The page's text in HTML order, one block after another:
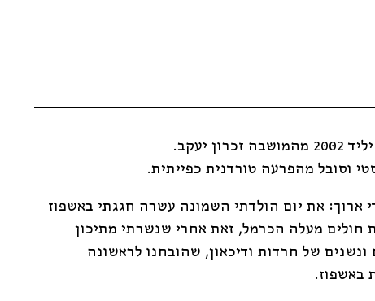
יעקב.
וסובל מהפרעה טורדנית כפייתית.
ארוך: את יום הולדתי השמונה עשרה חגגתי באשפוז
חולים מעלה הכרמל, זאת אחרי שנשרתי מתיכון
ונשנים של חרדות ודיכאון, שהובחנו לראשונה
באשפוז.